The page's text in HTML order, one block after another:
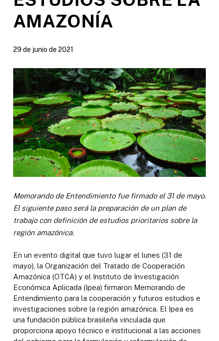
AMAZONÍA
29 de junio de 2021
Memorando de Entendimiento fue firmado el 31 de mayo.
El siguiente paso será la preparación de un plan de
trabajo con definición de estudios prioritarios sobre la
región amazónica.
En un evento digital que tuvo lugar el lunes (31 de
mayo), la Organización del Tratado de Cooperación
Amazónica (OTCA) y el Instituto de Investigación
Económica Aplicada (Ipea) firmaron Memorando de
Entendimiento para la cooperación y futuros estudios e
investigaciones sobre la región amazónica. El Ipea es
una fundación pública brasileña vinculada que
proporciona apoyo técnico e institucional a las acciones